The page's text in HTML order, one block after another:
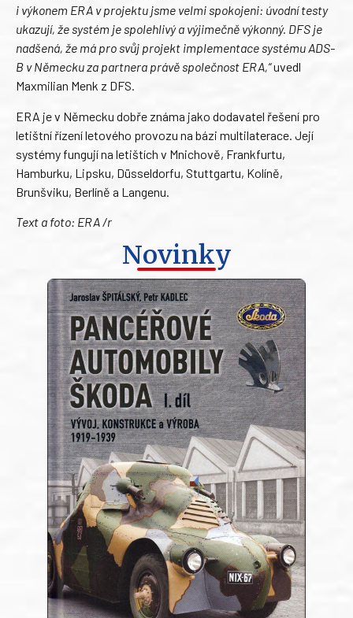
i výkonem ERA v projektu jsme velmi spokojeni: úvodní testy
ukazují, že systém je spolehlivý a výjimečně výkonný. DFS je
nadšená, že má pro svůj projekt implementace systému ADS-
B v Německu za partnera právě společnost ERA,“uvedl
Maxmilian Menk z DFS.
ERA je v Německu dobře známa jako dodavatel řešení pro
letištní řízení letového provozu na bázi multilaterace. Její
systémy fungují na letištích v Mnichově, Frankfurtu,
Hamburku, Lipsku, Düsseldorfu, Stuttgartu, Kolíně,
Brunšviku, Berlíně a Langenu.
Text a foto: ERA /r
Novinky